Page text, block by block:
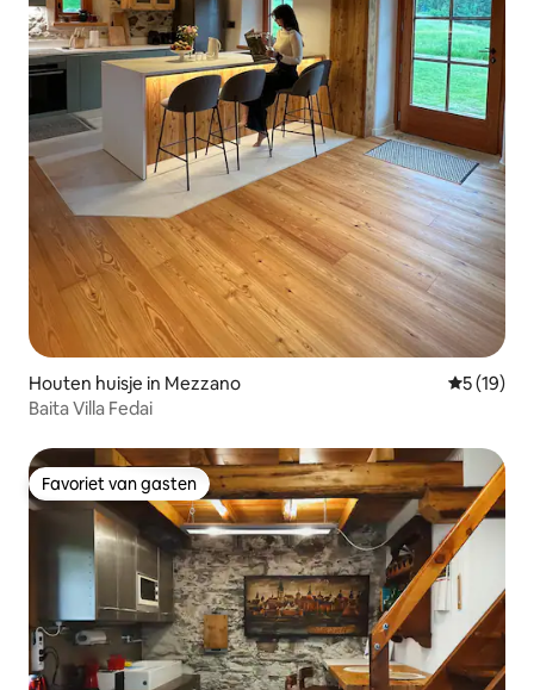
Houten huisje in Mezzano
5 (19)
Baita Villa Fedai
Favoriet van gasten
Favoriet van gasten